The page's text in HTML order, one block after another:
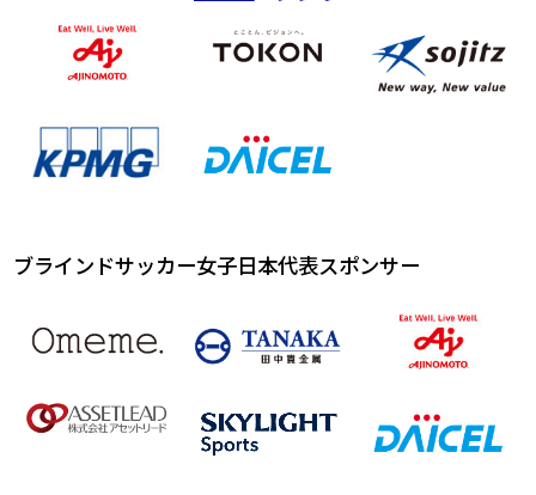
ブラインドサッカー女子日本代表スポンサー